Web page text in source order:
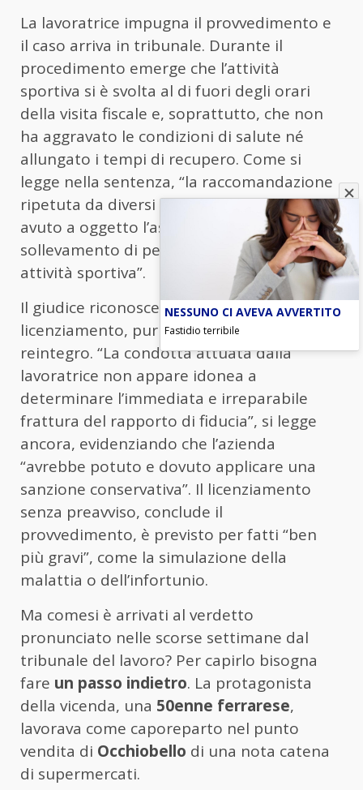
La lavoratrice impugna il provvedimento e
il caso arriva in tribunale. Durante il
procedimento emerge che l’attività
sportiva si è svolta al di fuori degli orari
della visita fiscale e, soprattutto, che non
ha aggravato le condizioni di salute né
allungato i tempi di recupero. Come si
legge nella sentenza, “la raccomandazione
ripetuta da diversi sanitari ha sempre
avuto a oggetto l’astensione del
sollevamento di pesi e non dalla pratica di
attività sportiva”.
Il giudice riconosce quindi l’illegittimità del
licenziamento, pur senza disporre il
reintegro. “La condotta attuata dalla
lavoratrice non appare idonea a
determinare l’immediata e irreparabile
frattura del rapporto di fiducia”, si legge
ancora, evidenziando che l’azienda
“avrebbe potuto e dovuto applicare una
sanzione conservativa”. Il licenziamento
senza preavviso, conclude il
provvedimento, è previsto per fatti “ben
più gravi”, come la simulazione della
malattia o dell’infortunio.
Ma comesi è arrivati al verdetto
pronunciato nelle scorse settimane dal
tribunale del lavoro? Per capirlo bisogna
fare un passo indietro. La protagonista
della vicenda, una 50enne ferrarese,
lavorava come caporeparto nel punto
vendita di Occhiobello di una nota catena
di supermercati.
NESSUNO CI AVEVA AVVERTITO
Fastidio terribile